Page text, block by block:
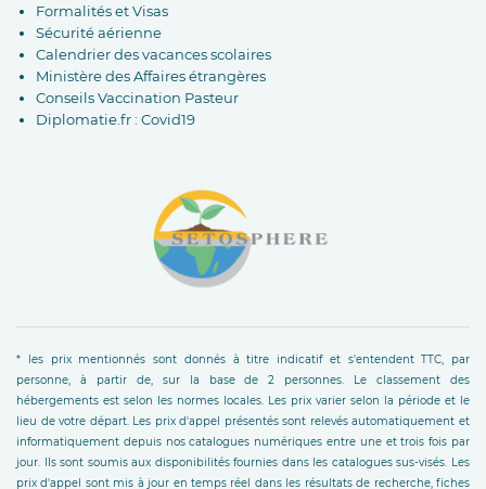
Formalités et Visas
Sécurité aérienne
Calendrier des vacances scolaires
Ministère des Affaires étrangères
Conseils Vaccination Pasteur
Diplomatie.fr : Covid19
* les prix mentionnés sont donnés à titre indicatif et s'entendent TTC, par
personne, à partir de, sur la base de 2 personnes. Le classement des
hébergements est selon les normes locales. Les prix varier selon la période et le
lieu de votre départ. Les prix d'appel présentés sont relevés automatiquement et
informatiquement depuis nos catalogues numériques entre une et trois fois par
jour. Ils sont soumis aux disponibilités fournies dans les catalogues sus-visés. Les
prix d'appel sont mis à jour en temps réel dans les résultats de recherche, fiches